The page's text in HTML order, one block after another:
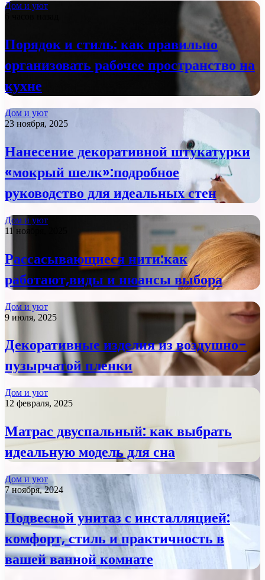
Дом и уют
Порядок и стиль: как правильно
организовать рабочее пространство на
кухне
Дом и уют
23 ноября, 2025
Нанесение декоративной штукатурки
«мокрый шелк»:подробное
руководство для идеальных стен
Дом и уют
11 ноября, 2025
Рассасывающиеся нити:как
работают,виды и нюансы выбора
Дом и уют
9 июля, 2025
Декоративные изделия из воздушно-
пузырчатой пленки
Дом и уют
12 февраля, 2025
Матрас двуспальный: как выбрать
идеальную модель для сна
Дом и уют
7 ноября, 2024
Подвесной унитаз с инсталляцией:
комфорт, стиль и практичность в
вашей ванной комнате